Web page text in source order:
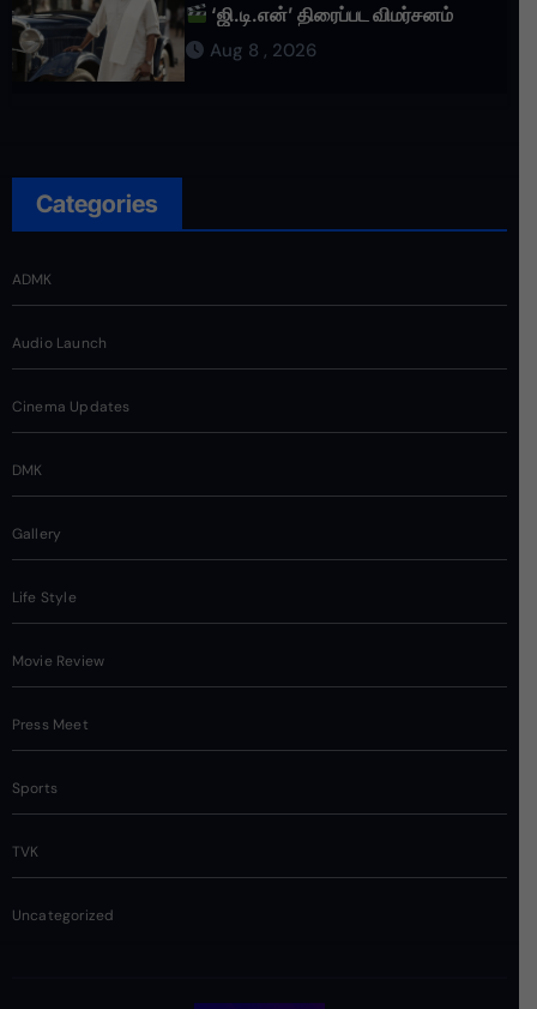
‘ஜி.டி.என்’ திரைப்பட விமர்சனம்
Aug 8 , 2026
Categories
ADMK
Audio Launch
Cinema Updates
DMK
Gallery
Life Style
Movie Review
Press Meet
Sports
TVK
Uncategorized